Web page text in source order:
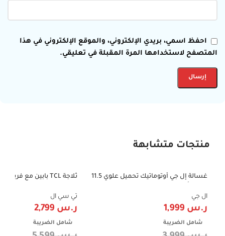
احفظ اسمي، بريدي الإلكتروني، والموقع الإلكتروني في هذا
المتصفح لاستخدامها المرة المقبلة في تعليقي.
منتجات متشابهة
-50%
غسالة إل جي أوتوماتيك تحميل علوي 11.5
WTV11BNW
ال جي
ر.س
شامل الضريبة
-50%
تي سي ال
ر.س
شامل الضريبة